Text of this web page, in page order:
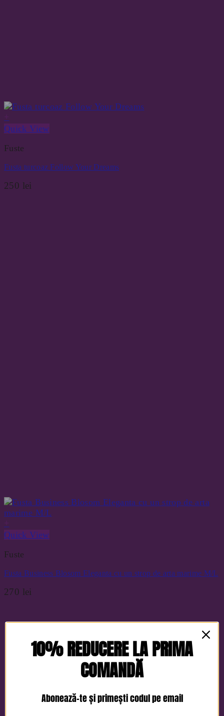
Quick View
Fuste
Fusta turcoaz Follow Your Dreams
250 lei
Quick View
Fuste
Fusta Business Blosom Eleganta cu un strop de arta marime M/L
270 lei
10% REDUCERE LA PRIMA
COMANDĂ
Abonează-te și primești codul pe email